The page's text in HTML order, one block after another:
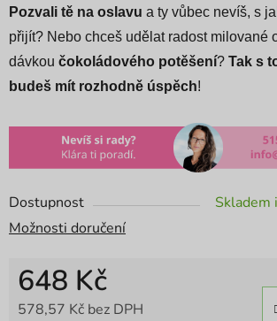
Pozvali tě na oslavu a ty vůbec nevíš, s
přijít? Nebo chceš udělat radost milované
dávkou čokoládového potěšení? Tak s
budeš mít rozhodně úspěch!
Dostupnost
Skladem
Možnosti doručení
648 Kč
578,57 Kč bez DPH